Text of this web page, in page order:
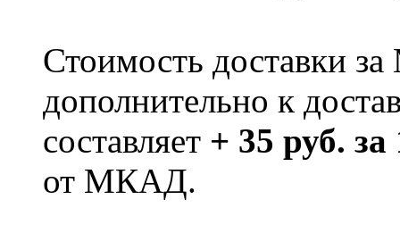
Стоимость доставки
дополнительно к
составляет + 35 руб.
от МКАД.